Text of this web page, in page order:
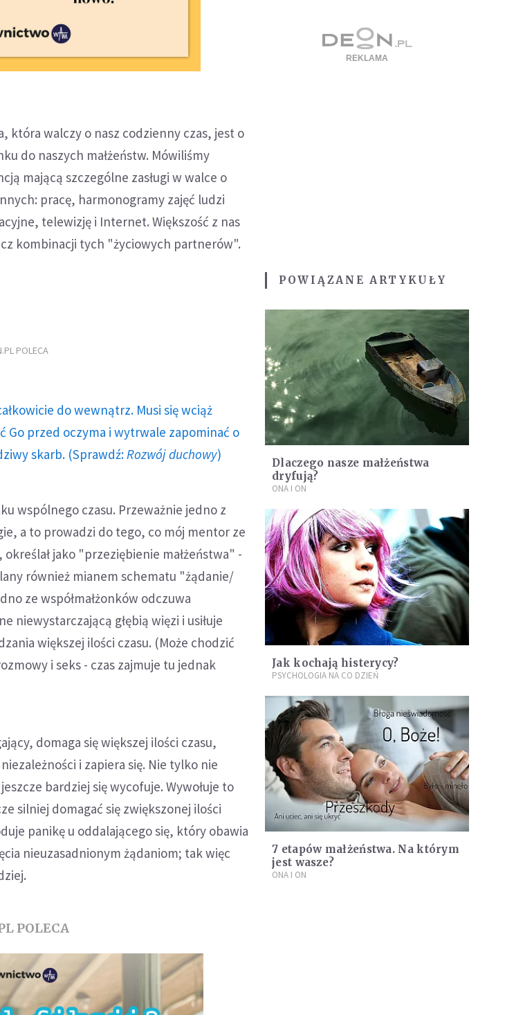
która walczy o nasz codzienny czas, jest o
do naszych małżeństw. Mówiliśmy
mającą szczególne zasługi w walce o
pracę, harmonogramy zajęć ludzi
telewizję i Internet. Większość z nas
kombinacji tych "życiowych partnerów".
POLECA
do wewnątrz. Musi się wciąż
Go przed oczyma i wytrwale zapominać o
skarb. (Sprawdź: Rozwój duchowy)
wspólnego czasu. Przeważnie jedno z
a to prowadzi do tego, co mój mentor ze
jako "przeziębienie małżeństwa" -
również mianem schematu "żądanie/
ze współmałżonków odczuwa
niewystarczającą głębią więzi i usiłuje
większej ilości czasu. (Może chodzić
i seks - czas zajmuje tu jednak
domaga się większej ilości czasu,
i zapiera się. Nie tylko nie
bardziej się wycofuje. Wywołuje to
silniej domagać się zwiększonej ilości
panikę u oddalającego się, który obawia
nieuzasadnionym żądaniom; tak więc
POLECA
POWIĄZANE ARTYKUŁY
Dlaczego nasze małżeństwa
dryfują?
ONA I ON
Jak kochają histerycy?
PSYCHOLOGIA NA CO DZIEŃ
7 etapów małżeństwa. Na którym
jest wasze?
ONA I ON